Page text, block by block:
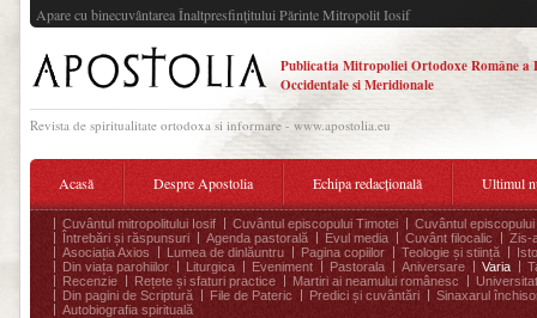
Apare cu binecuvântarea Înaltpresfinţitului Părinte Mitropolit Iosif
Publicatia Mitropoliei Ortodoxe Române a
Occidentale si Meridionale
Revista de spiritualitate ortodoxa si informare - www.apostolia.eu
Acasă Despre Apostolia Echipa redacțională Ultimul
Cuvântul mitropolitului Iosif Cuvântul episcopului Timotei
Cuvântul episcopului
Întrebări și răspunsuri
Agenda pastorală Evul media Cuvânt filocalic
Zis-
Asociația Axios
Lumea de dinlăuntru Pagina copiilor Teologie și stiință
Din viața parohiilor
Liturgica Eveniment Pastorala Aniversare Varia
Recenzie
Rețete și sfaturi practice Martiri ai neamului românesc
Din pagini de Scriptură
File de Pateric Predici și cuvântări
Sinaxarul
Autobiografia spirituală